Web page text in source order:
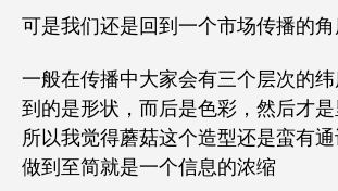
可是我们还是回到一个市场传播的角
一般在传播中大家会有三个层次的
到的是形状，而后是色彩，然后才是
所以我觉得蘑菇这个造型还是蛮有通
做到至简就是一个信息的浓缩